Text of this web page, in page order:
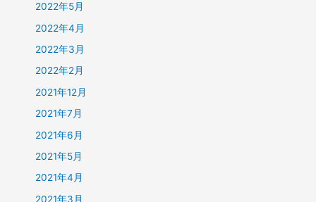
2022年5月
2022年4月
2022年3月
2022年2月
2021年12月
2021年7月
2021年6月
2021年5月
2021年4月
2021年3月